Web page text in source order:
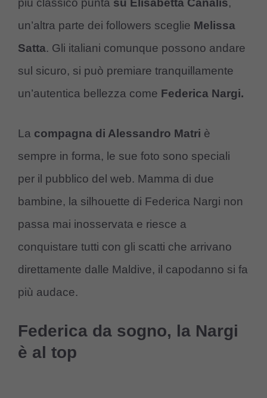
più classico punta su Elisabetta Canalis,
un’altra parte dei followers sceglie Melissa
Satta. Gli italiani comunque possono andare
sul sicuro, si può premiare tranquillamente
un’autentica bellezza come Federica Nargi.
La compagna di Alessandro Matri è
sempre in forma, le sue foto sono speciali
per il pubblico del web. Mamma di due
bambine, la silhouette di Federica Nargi non
passa mai inosservata e riesce a
conquistare tutti con gli scatti che arrivano
direttamente dalle Maldive, il capodanno si fa
più audace.
Federica da sogno, la Nargi
è al top